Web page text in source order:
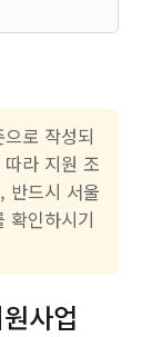
로 작성되
라 지원 조
반드시 서울
확인하시기
사업